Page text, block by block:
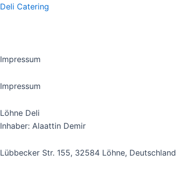
Deli Catering
Impressum
Impressum
Löhne Deli
Inhaber: Alaattin Demir
Lübbecker Str. 155, 32584 Löhne, Deutschland